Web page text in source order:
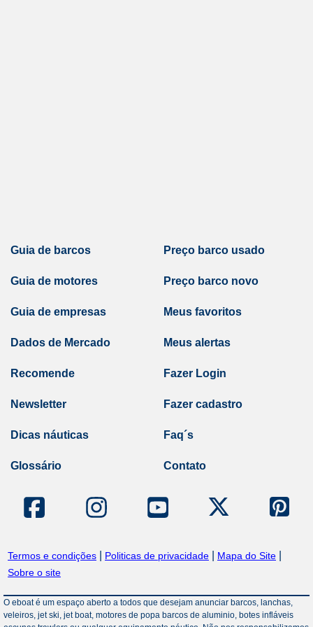
Guia de barcos
Guia de motores
Guia de empresas
Dados de Mercado
Preço barco usado
Preço barco novo
Meus favoritos
Meus alertas
Recomende
Newsletter
Dicas náuticas
Glossário
Fazer Login
Fazer cadastro
Faq´s
Contato
Termos e condições Politicas de privacidade Mapa do Site
Sobre o site
O eboat é um espaço aberto a todos que desejam anunciar barcos, lanchas,
veleiros, jet ski, jet boat, motores de popa barcos de aluminio, botes infláveis